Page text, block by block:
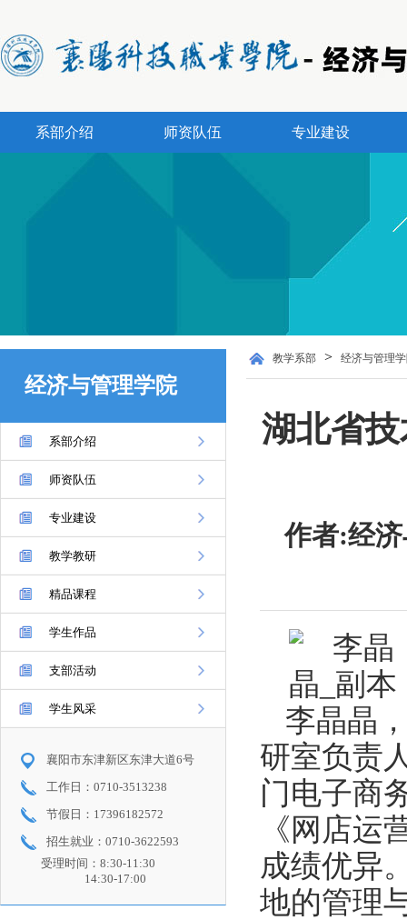
系部介绍 师资队伍 专业建设
经济与管理学院
系部介绍
师资队伍
专业建设
教学教研
精品课程
学生作品
支部活动
学生风采
襄阳市东津新区东津大道6号
工作日：0710-3513238
节假日：17396182572
招生就业：0710-3622593
受理时间：8:30-11:30
14:30-17:00
教学系部 > 经济与管理
湖北省
作者:经
李晶晶
研室负责
门电子商
《网店运
成绩优异
地的管理